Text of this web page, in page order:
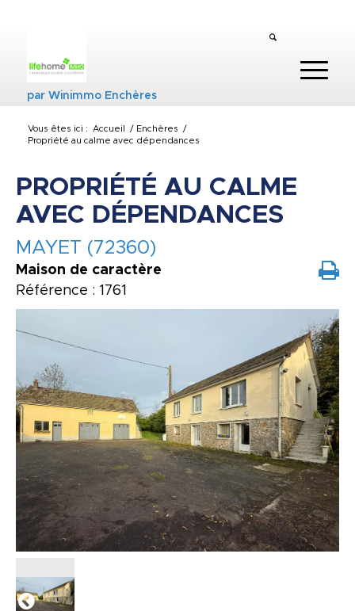
parWinimmo Enchères
Vous êtes ici : Accueil / Enchères
/
Propriété au calme avec dépendances
PROPRIÉTÉ AU CALME
AVEC DÉPENDANCES
MAYET (72360)
Maison de caractère
Référence : 1761